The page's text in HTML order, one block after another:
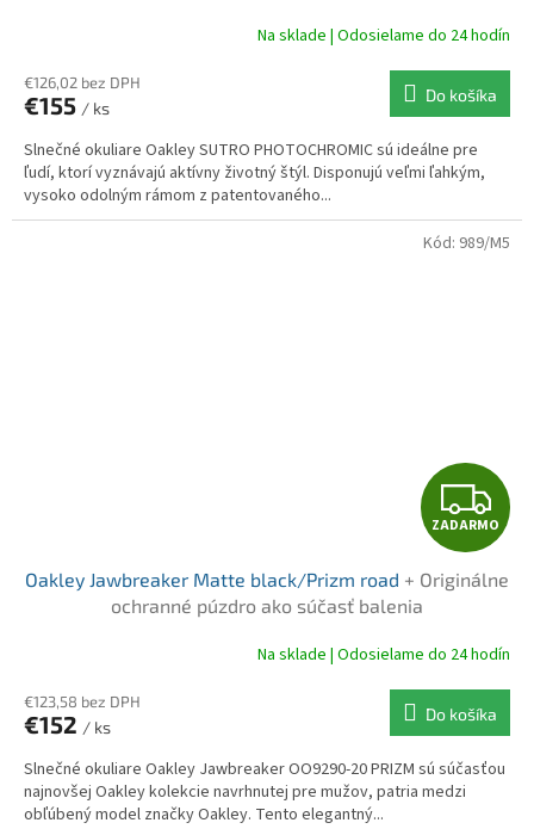
A
R
M
Na sklade | Odosielame do 24 hodín
€126,02 bez DPH
€155 / ks
Do košíka
Slnečné okuliare Oakley SUTRO PHOTOCHROMIC sú ideálne pre
ľudí, ktorí vyznávajú aktívny životný štýl. Disponujú veľmi ľahkým,
vysoko odolným rámom z patentovaného...
Z
A
D
A
R
M
ZADARMO
Oakley Jawbreaker Matte black/Prizm road + Originálne
ochranné púzdro ako súčasť balenia
Na sklade | Odosielame do 24 hodín
€123,58 bez DPH
€152 / ks
Do košíka
Slnečné okuliare Oakley Jawbreaker OO9290-20 PRIZM sú súčasťou
najnovšej Oakley kolekcie navrhnutej pre mužov, patria medzi
obľúbený model značky Oakley. Tento elegantný...
Kód: 989/M5